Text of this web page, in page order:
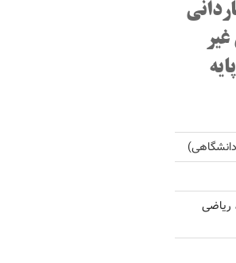
عمومی (2)، ریاضی